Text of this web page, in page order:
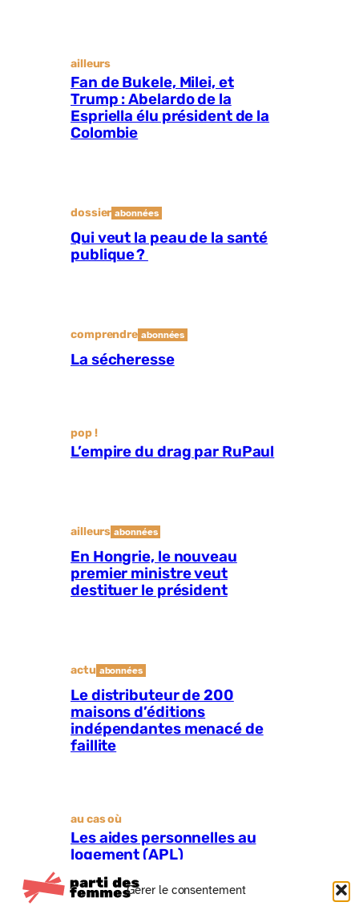
Gérer le consentement
ailleurs
Fan de Bukele, Milei, et
Trump : Abelardo de la
Espriella élu président de la
Colombie
dossier abonnées
Qui veut la peau de la santé
publique ?
comprendre abonnées
La sécheresse
pop !
L’empire du drag par RuPaul
ailleurs abonnées
En Hongrie, le nouveau
premier ministre veut
destituer le président
actu abonnées
Le distributeur de 200
maisons d’éditions
indépendantes menacé de
faillite
au cas où
Les aides personnelles au
logement (APL)